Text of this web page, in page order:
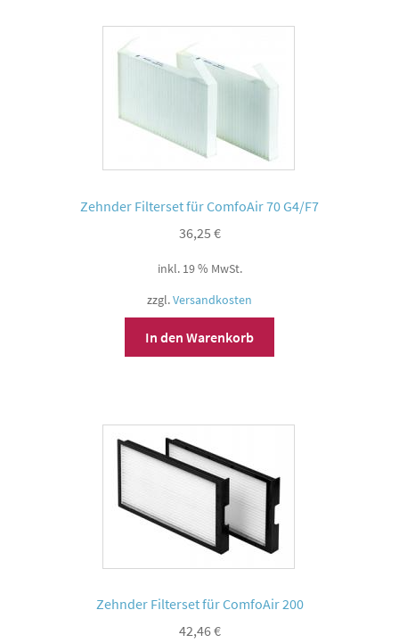
Zehnder Filterset für ComfoAir 70 G4/F7
36,25 €
inkl. 19 % MwSt.
zzgl.Versandkosten
In den Warenkorb
Zehnder Filterset für ComfoAir 200
42,46€